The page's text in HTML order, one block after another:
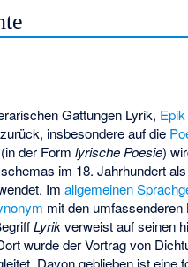
Gattungen Lyrik, Epik
zurück, insbesondere auf die
(in der Formlyrische Poesie)
im 18. Jahrhundert als
Imallgemeinen
mit den umfassenderen
Lyrikverweist auf seinen
wurde der Vortrag von
Davon geblieben ist eine